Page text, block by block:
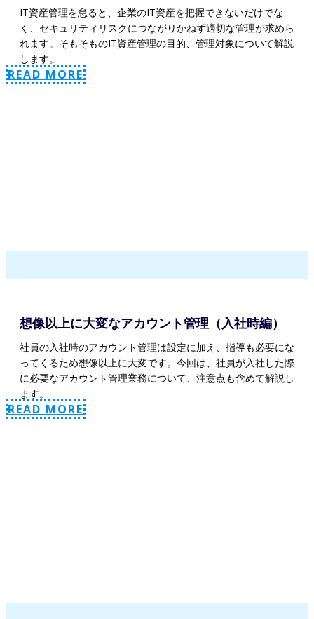
IT資産管理を怠ると、企業のIT資産を把握できないだけでな
く、セキュリティリスクにつながりかねず適切な管理が求めら
れます。そもそものIT資産管理の目的、管理対象について解説
します。
READ MORE
想像以上に大変なアカウント管理（入社時編）
社員の入社時のアカウント管理は設定に加え、指導も必要にな
ってくるため想像以上に大変です。今回は、社員が入社した際
に必要なアカウント管理業務について、注意点も含めて解説し
ます。
READ MORE